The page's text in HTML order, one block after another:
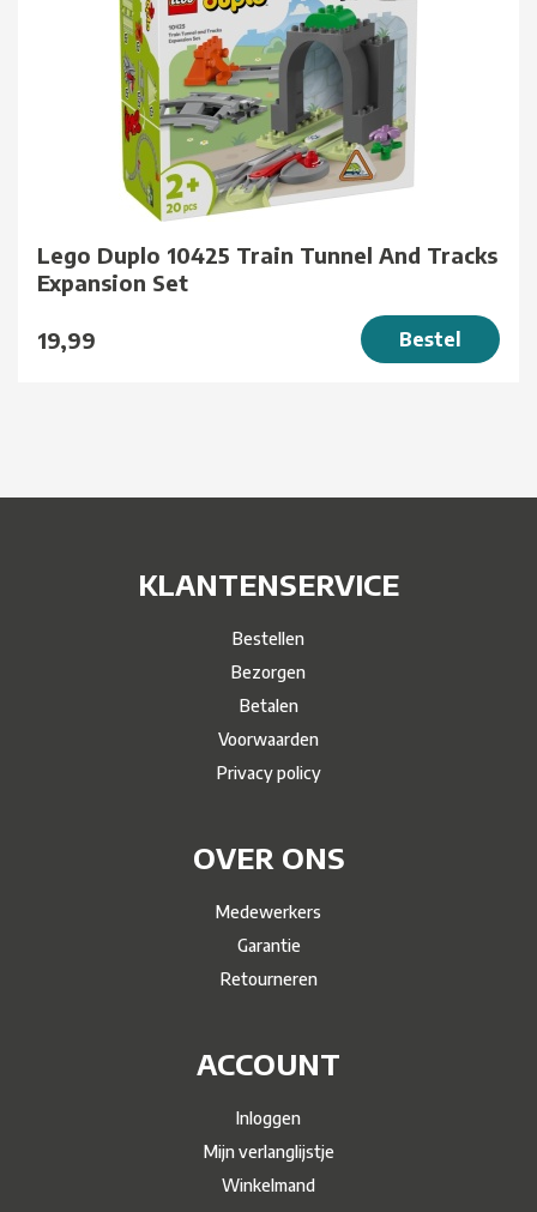
Lego Duplo 10425 Train Tunnel And Tracks
Expansion Set
19,99 Bestel
KLANTENSERVICE
Bestellen
Bezorgen
Betalen
Voorwaarden
Privacy policy
OVER ONS
Medewerkers
Garantie
Retourneren
ACCOUNT
Inloggen
Mijn verlanglijstje
Winkelmand